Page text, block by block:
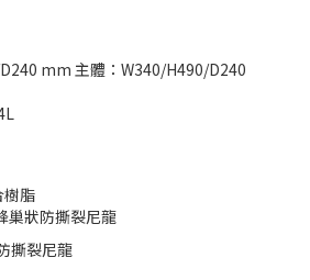
mm 主體：W340/H490/D240
樹脂
巢狀防撕裂尼龍
撕裂尼龍